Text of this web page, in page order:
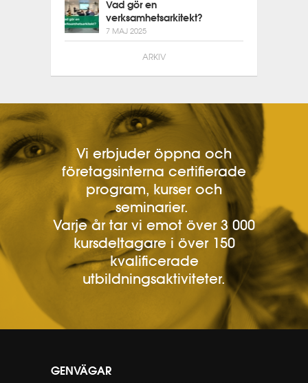
Vad gör en
verksamhetsarkitekt?
7 MAJ 2025
ARKIV
Vi erbjuder öppna och
företagsinterna certifierade
program, kurser och
seminarier.
Varje år tar vi emot över 3 000
kursdeltagare i över 150
kvalificerade
utbildningsaktiviteter.
GENVÄGAR